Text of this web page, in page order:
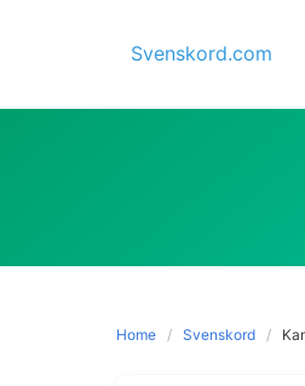
Svenskord.com
Home Svenskord